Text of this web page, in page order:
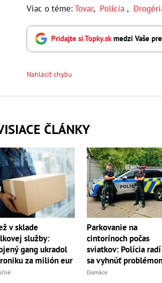
Viac o téme:Tovar, Polícia ,
Pridajte si Topky.skmedzi Vaše
Nahlásiť chybu
ČLÁNKY
v sklade
služby:
gang ukradol
za milión eur
Parkovanie na
cintorínoch počas
sviatkov: Polícia
sa vyhnúť
Domáce